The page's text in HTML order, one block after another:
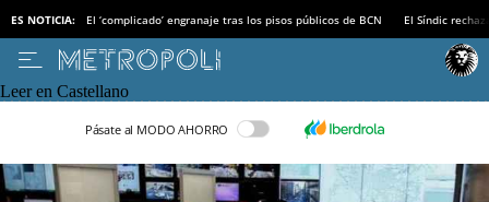
ES NOTICIA: El ‘complicado’ engranaje tras los pisos públicos de BCN El Síndic
Leer en Castellano
Pásate al MODO AHORRO